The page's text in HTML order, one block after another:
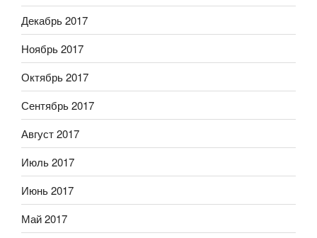
Декабрь 2017
Ноябрь 2017
Октябрь 2017
Сентябрь 2017
Август 2017
Июль 2017
Июнь 2017
Май 2017